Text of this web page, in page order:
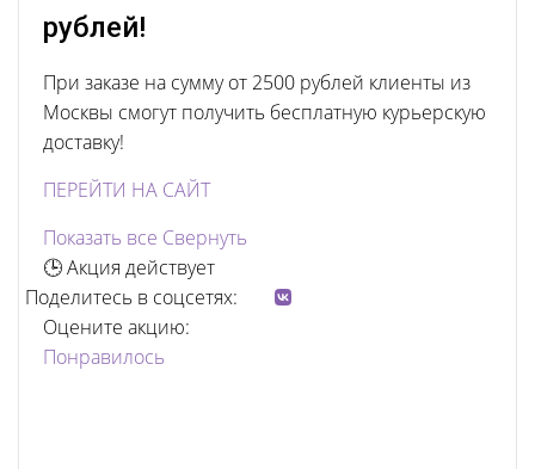
рублей!
При заказе на сумму от 2500 рублей клиенты из
Москвы смогут получить бесплатную курьерскую
доставку!
ПЕРЕЙТИ НА САЙТ
Показать все Свернуть
🕒 Акция действует
Поделитесь в соцсетях:
Оцените акцию:
Понравилось